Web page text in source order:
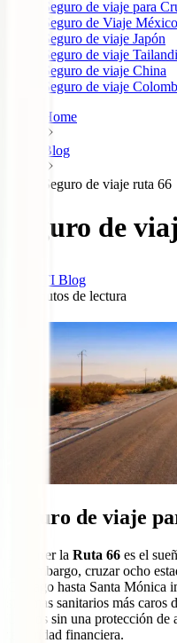
Seguro de viaje para
Seguro de Viaje México
Seguro de viaje Japón
Seguro de viaje
Seguro de viaje China
Seguro de viaje
Home
Blog
Seguro de viaje ruta 66
Seguro de
IATI Blog
minutos de lectura
Seguro de viaje
Recorrer la Ruta 66 es el
Sin embargo, cruzar ocho
Chicago hasta Santa Mónica
sistemas sanitarios más
Unidos sin una protección de
temeridad financiera.